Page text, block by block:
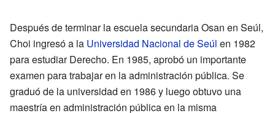
Después de terminar la escuela secundaria Osan en Seúl,
Choi ingresó a la Universidad Nacional de Seúl en 1982
para estudiar Derecho. En 1985, aprobó un importante
examen para trabajar en la administración pública. Se
graduó de la universidad en 1986 y luego obtuvo una
maestría en administración pública en la misma